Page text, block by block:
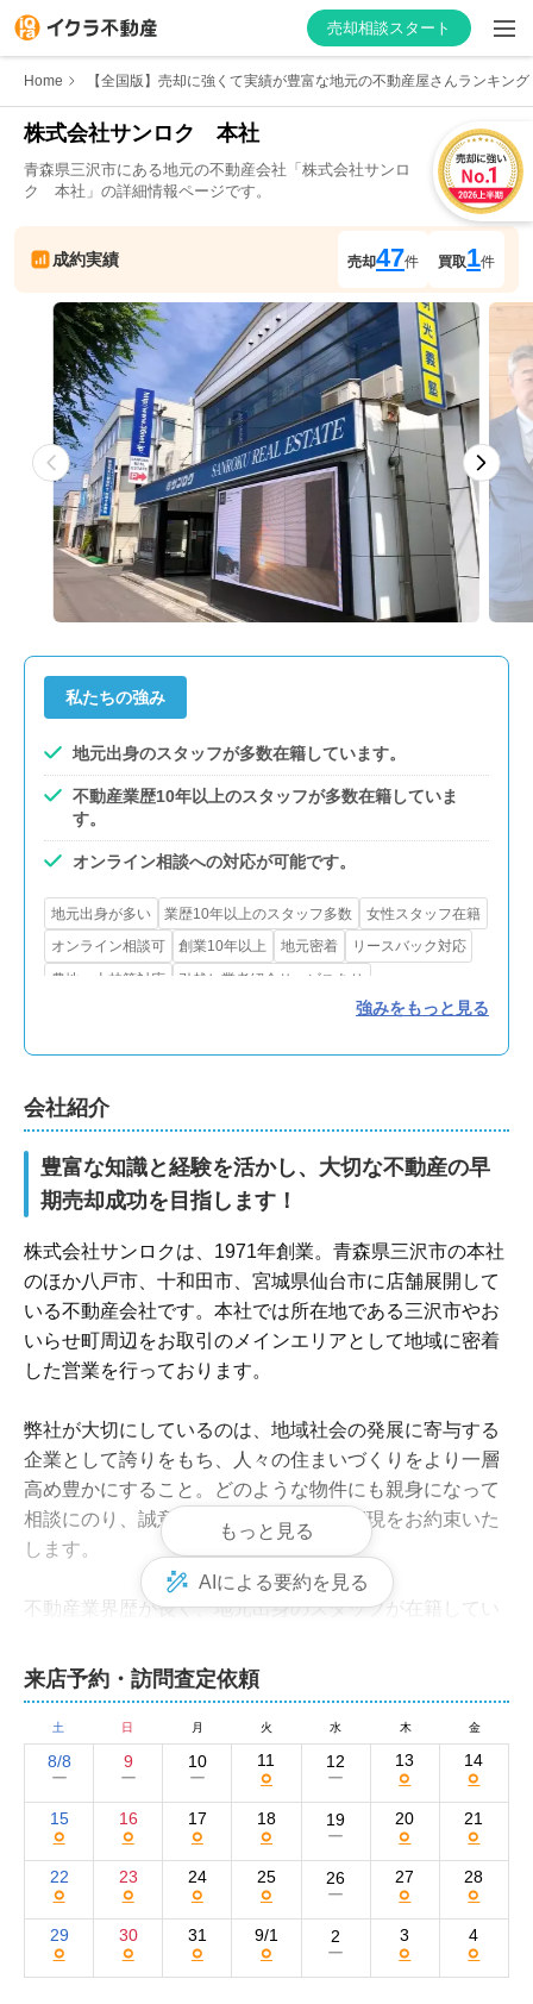
売却相談スタート
はじめての方へ
物件の価格を知る
お家の売却を学ぶ
不動産会社向け情報
Home 【全国版】売却に強くて実績が豊富な地元の不動産屋さんランキング
株式会社サンロク　本社
青森県三沢市にある地元の不動産会社「 株式会社サンロ
ク　本社 」の詳細情報ページです。
成約実績 売却47件 買取1件
私たちの強み
地元出身のスタッフが多数在籍しています。
不動産業歴10年以上のスタッフが多数在籍していま
す。
オンライン相談への対応が可能です。
地元出身が多い 業歴10年以上のスタッフ多数
女性スタッフ在籍
オンライン相談可
創業10年以上 地元密着
リースバック対応
農地・山林等対応
引越し業者紹介サービスあり
リフォーム・解体対応強みをもっと見る
来店予約・訪問査定依頼
土 日 月 火 水 木 金
8/8
ー
9
ー
10
ー
11
○
12
ー
13
○
14
○
15
○
16
○
17
○
18
○
19
ー
20
○
21
○
22
○
23
○
24
○
25
○
26
ー
27
○
28
○
29
○
30
○
31
○
9/1
○
2
ー
3
○
4
○
会社紹介
豊富な知識と経験を活かし、大切な不動産の早
期売却成功を目指します！
株式会社サンロクは、1971年創業。青森県三沢市の本社
のほか八戸市、十和田市、宮城県仙台市に店舗展開して
いる不動産会社です。本社では所在地である三沢市やお
いらせ町周辺をお取引のメインエリアとして地域に密着
した営業を行っております。
弊社が大切にしているのは、地域社会の発展に寄与する
企業として誇りをもち、人々の住まいづくりをより一層
高め豊かにすること。どのような物件にも親身になって
相談にのり、誠意ある公正なお取引の実現をお約束いた
します。
不動産業界歴が長く、地元出身のスタッフが在籍してい
期売却成功に向け尽力いたします。お気軽にご相談くだ
さい。
株式会社サンロクの集客方法と売却活動の強み
弊社の強みは、時代の変化に合わせて広告媒体を選択し
ている点です。現在は買い手の集客方法として、インタ
ーネットをメインに活用しています。
物件情報は自社ホームページに掲載。買い手に興味を持
ってもらえるよう、できるだけたくさんの写真をあげて
おります。また物件の魅力を買い手にしっかりと伝える
もっと見る
AIによる要約を見る